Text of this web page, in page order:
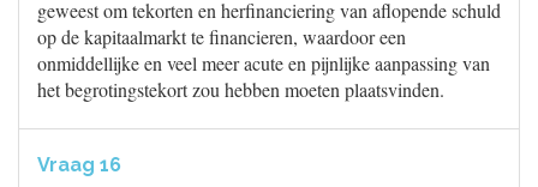
geweest om tekorten en herfinanciering van aflopende schuld
op de kapitaalmarkt te financieren, waardoor een
onmiddellijke en veel meer acute en pijnlijke aanpassing van
het begrotingstekort zou hebben moeten plaatsvinden.
Vraag 16